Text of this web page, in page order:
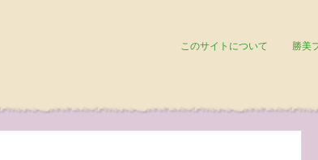
このサイトについて 勝美